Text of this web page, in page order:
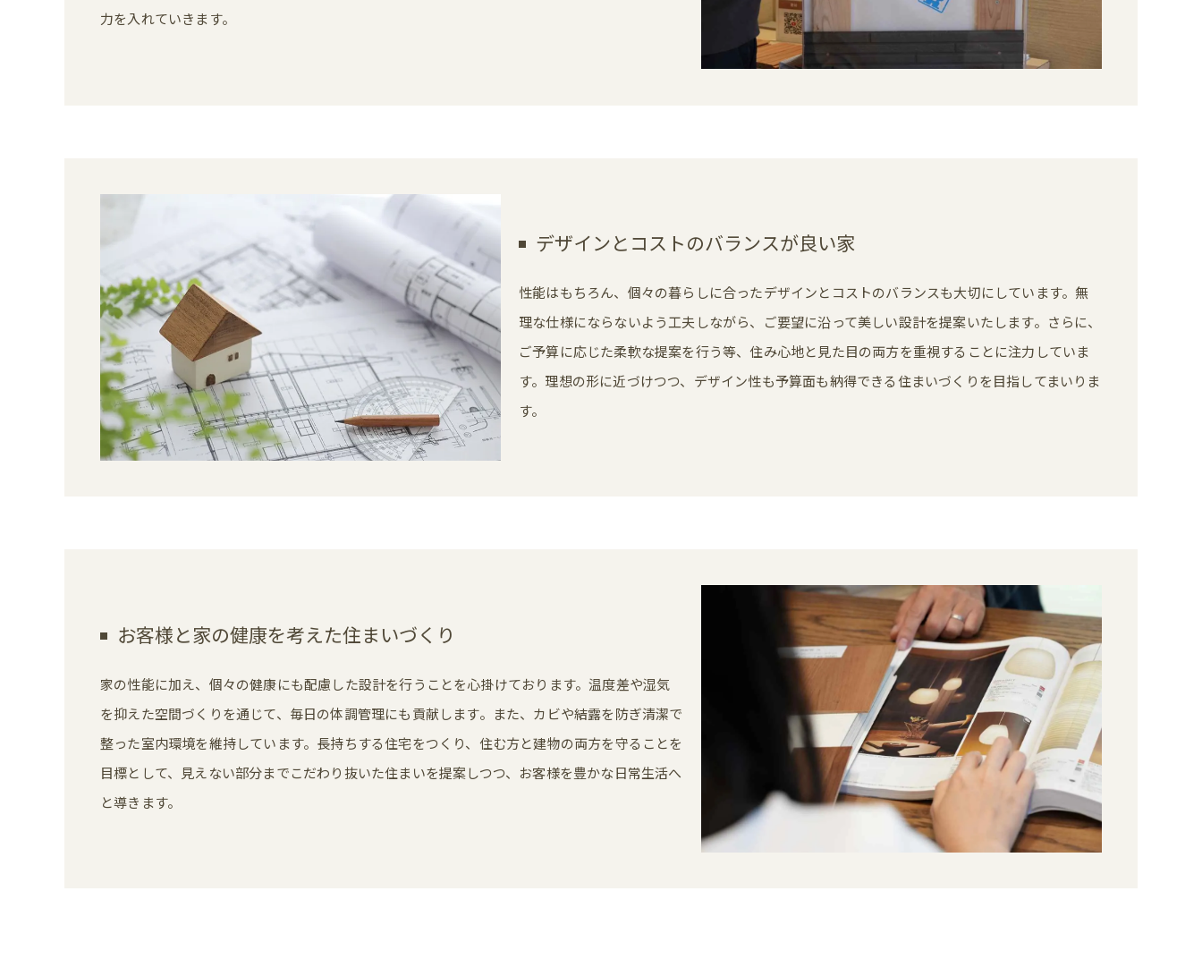
力を入れていきます。
デザインとコストのバランスが良い家
性能はもちろん、個々の暮らしに合ったデザインとコストのバランスも大切にしています。無
理な仕様にならないよう工夫しながら、ご要望に沿って美しい設計を提案いたします。さらに、
ご予算に応じた柔軟な提案を行う等、住み心地と見た目の両方を重視することに注力していま
す。理想の形に近づけつつ、デザイン性も予算面も納得できる住まいづくりを目指してまいりま
す。
お客様と家の健康を考えた住まいづくり
家の性能に加え、個々の健康にも配慮した設計を行うことを心掛けております。温度差や湿気
を抑えた空間づくりを通じて、毎日の体調管理にも貢献します。また、カビや結露を防ぎ清潔で
整った室内環境を維持しています。長持ちする住宅をつくり、住む方と建物の両方を守ることを
目標として、見えない部分までこだわり抜いた住まいを提案しつつ、お客様を豊かな日常生活へ
と導きます。
お問い合わせはこちら